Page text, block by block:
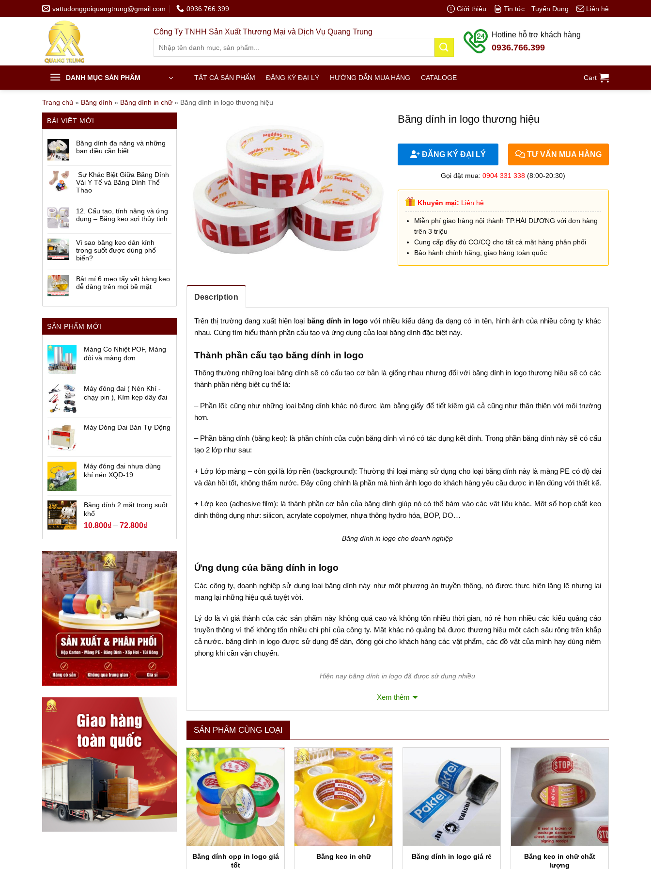
to
vattudonggoiquangtrung@gmail.com 0936.766.399 Giới thiệu Tin tức Tuyển Dụng Liên hệ
Công Ty TNHH Sản Xuất Thương Mại và Dịch Vụ Quang Trung Hotline hỗ trợ khách hàng
0936.766.399
DANH MỤC SẢN PHẨM TẤT CẢ SẢN PHẨM ĐĂNG KÝ ĐẠI LÝ HƯỚNG DẪN MUA HÀNG CATALOGE Cart
Trang chủ » Băng dính » Băng dính in chữ » Băng dính in logo thương hiệu
BÀI VIẾT MỚI
Băng dính đa năng và những
bạn điều cần biết
Sự Khác Biệt Giữa Băng Dính
Vải Y Tế và Băng Dính Thể
Thao
12. Cấu tạo, tính năng và ứng
dụng – Băng keo sợi thủy tinh
Vì sao băng keo dán kính
trong suốt được dùng phổ
biến?
Bật mí 6 mẹo tẩy vết băng keo
dễ dàng trên mọi bề mặt
SẢN PHẨM MỚI
Màng Co Nhiệt POF, Màng
đôi và màng đơn
Máy đóng đai ( Nén Khí -
chạy pin ), Kìm kẹp dây đai
Máy Đóng Đai Bán Tự Động
Máy đóng đai nhựa dùng
khí nén XQD-19
Băng dính 2 mặt trong suốt
khổ
10.800₫ – 72.800₫
Băng dính in logo thương hiệu
ĐĂNG KÝ ĐẠI LÝ TƯ VẤN MUA HÀNG
Gọi đặt mua:0904 331 338 (8:00-20:30)
Khuyến mại: Liên hệ
Miễn phí giao hàng nội thành TP.HẢI DƯƠNG với đơn hàng
trên 3 triệu
Cung cấp đầy đủ CO/CQ cho tất cả mặt hàng phân phối
Bảo hành chính hãng, giao hàng toàn quốc
Description
Trên thị trường đang xuất hiện loại băng dính in logo với nhiều kiểu dáng đa dạng có in tên, hình ảnh của nhiều công ty khác
nhau. Cùng tìm hiểu thành phần cấu tạo và ứng dụng của loại băng dính đặc biệt này.
Thành phần cấu tạo băng dính in logo
Thông thường những loại băng dính sẽ có cấu tạo cơ bản là giống nhau nhưng đối với băng dính in logo thương hiệu sẽ có các
thành phần riêng biệt cụ thể là:
– Phần lõi: cũng như những loại băng dính khác nó được làm bằng giấy để tiết kiệm giá cả cũng như thân thiện với môi trường
hơn.
– Phần băng dính (băng keo): là phần chính của cuộn băng dính vì nó có tác dụng kết dính. Trong phần băng dính này sẽ có cấu
tạo 2 lớp như sau:
+ Lớp lớp màng – còn gọi là lớp nền (background): Thường thì loại màng sử dụng cho loại băng dính này là màng PE có độ dai
và đàn hồi tốt, không thấm nước. Đây cũng chính là phần mà hình ảnh logo do khách hàng yêu cầu được in lên đúng với thiết kế.
+ Lớp keo (adhesive film): là thành phần cơ bản của băng dính giúp nó có thể bám vào các vật liệu khác. Một số hợp chất keo
dính thông dụng như: silicon, acrylate copolymer, nhựa thông hydro hóa, BOP, DO…
Băng dính in logo cho doanh nghiệp
Ứng dụng của băng dính in logo
Các công ty, doanh nghiệp sử dụng loại băng dính này như một phương án truyền thông, nó được thực hiện lặng lẽ nhưng lại
mang lại những hiệu quả tuyệt vời.
Lý do là vì giá thành của các sản phẩm này không quá cao và không tốn nhiều thời gian, nó rẻ hơn nhiều các kiểu quảng cáo
truyền thông vì thế không tốn nhiều chi phí của công ty. Mặt khác nó quảng bá được thương hiệu một cách sâu rộng trên khắp
cả nước. băng dính in logo được sử dụng để dán, đóng gói cho khách hàng các vật phẩm, các đồ vật của mình hay dùng niêm
phong khi cần vận chuyển.
Hiện nay băng dính in logo đã được sử dụng nhiều
– Bề rộng: Có thể từ 1cm đến 1 mét theo yêu cầu của khách hàng.
– Nền băng keo: OPP trong, OPP đục, OPP màu.
– Màu sắc (Màu nền và màu chữ): tùy theo yêu cầu của khách hàng.
Như vậy, nếu bạn đang muốn thúc đẩy sự phát triển cho doanh nghiệp của mình. Có
thể đến với các đơn vị công ty sản xuất băng dính đặt in băng dính có logo của doanh
ngiệp mình.
Xem thêm
SẢN PHẨM CÙNG LOẠI
Băng dính opp in logo giá
tốt
Băng keo in chữ Băng dính in logo giá rẻ
Băng keo in chữ chất
lượng